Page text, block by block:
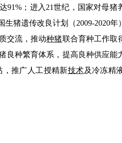
91%；进入21世纪，国家对母猪
猪遗传改良计划（2009-2020
交流，推动种猪联合育种工作取
种繁育体系，提高良种供应能
，推广人工授精新技术及冷冻精